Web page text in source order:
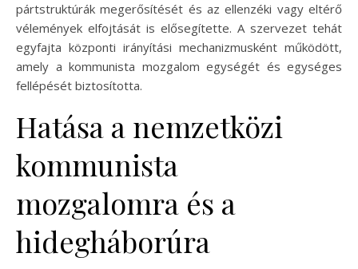
pártstruktúrák megerősítését és az ellenzéki vagy eltérő
vélemények elfojtását is elősegítette. A szervezet tehát
egyfajta központi irányítási mechanizmusként működött,
amely a kommunista mozgalom egységét és egységes
fellépését biztosította.
Hatása a nemzetközi
kommunista
mozgalomra és a
hidegháborúra